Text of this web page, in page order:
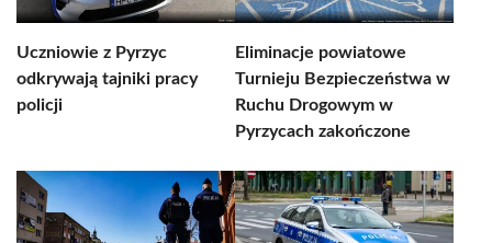
Uczniowie z Pyrzyc
odkrywają tajniki pracy
policji
Eliminacje powiatowe
Turnieju Bezpieczeństwa w
Ruchu Drogowym w
Pyrzycach zakończone